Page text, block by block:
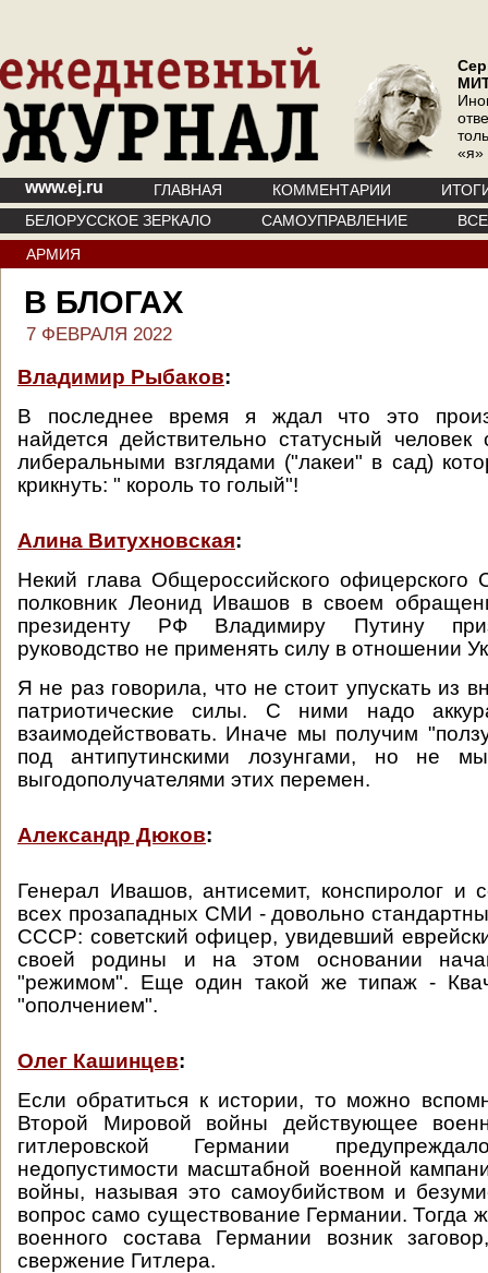
«я»
www.ej.ru ГЛАВНАЯ КОММЕНТАРИИ
БЕЛОРУССКОЕ ЗЕРКАЛО
САМОУПРАВЛЕНИЕ
АРМИЯ
В БЛОГАХ
7 ФЕВРАЛЯ 2022
Владимир Рыбаков:
В последнее время я ждал что это
найдется действительно статусный
либеральными взглядами ("лакеи" в сад)
крикнуть: " король то голый"!
Алина Витухновская:
Некий глава Общероссийского офицерского
полковник Леонид Ивашов в своем
президенту РФ Владимиру Путину
руководство не применять силу в отношении
Я не раз говорила, что не стоит упускать из
патриотические силы. С ними надо
взаимодействовать. Иначе мы получим
под антипутинскими лозунгами, но не
выгодополучателями этих перемен.
Александр Дюков:
Генерал Ивашов, антисемит, конспиролог и
всех прозападных СМИ - довольно
СССР: советский офицер, увидевший
своей родины и на этом основании
"режимом". Еще один такой же типаж -
"ополчением".
Олег Кашинцев:
Если обратиться к истории, то можно
Второй Мировой войны действующее
гитлеровской Германии
недопустимости масштабной военной
войны, называя это самоубийством и
вопрос само существование Германии. Тогда
военного состава Германии возник
свержение Гитлера.